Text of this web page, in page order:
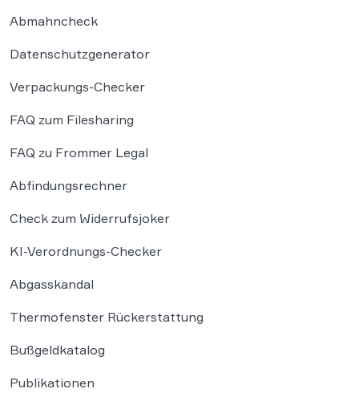
Abmahncheck
Datenschutzgenerator
Verpackungs-Checker
FAQ zum Filesharing
FAQ zu Frommer Legal
Abfindungsrechner
Check zum Widerrufsjoker
KI-Verordnungs-Checker
Abgasskandal
Thermofenster Rückerstattung
Bußgeldkatalog
Publikationen